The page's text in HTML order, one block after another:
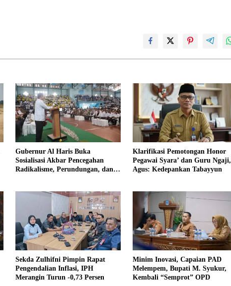
Gubernur Al Haris Buka
Sosialisasi Akbar Pencegahan
Radikalisme, Perundungan, dan
Klarifikasi Pemotongan Honor
Pegawai Syara’ dan Guru Ngaji,
Agus: Kedepankan Tabayyun
Sekda Zulhifni Pimpin Rapat
Pengendalian Inflasi, IPH
Merangin Turun -0,73 Persen
Minim Inovasi, Capaian PAD
Melempem, Bupati M. Syukur,
Kembali “Semprot” OPD